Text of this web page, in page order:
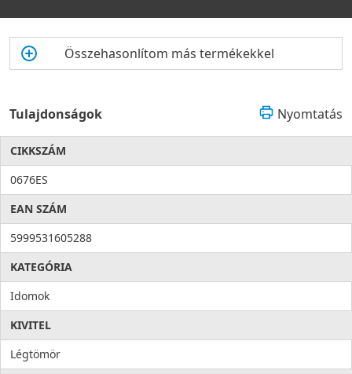
Összehasonlítom más termékekkel
Tulajdonságok Nyomtatás
CIKKSZÁM
0676ES
EAN SZÁM
5999531605288
KATEGÓRIA
Idomok
KIVITEL
Légtömör